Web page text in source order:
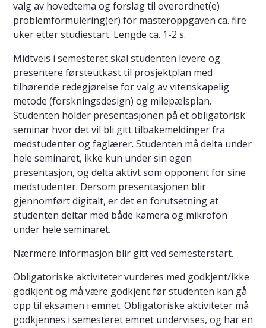
valg av hovedtema og forslag til overordnet(e)
problemformulering(er) for masteroppgaven ca. fire
uker etter studiestart. Lengde ca. 1-2 s.
Midtveis i semesteret skal studenten levere og
presentere førsteutkast til prosjektplan med
tilhørende redegjørelse for valg av vitenskapelig
metode (forskningsdesign) og milepælsplan.
Studenten holder presentasjonen på et obligatorisk
seminar hvor det vil bli gitt tilbakemeldinger fra
medstudenter og faglærer. Studenten må delta under
hele seminaret, ikke kun under sin egen
presentasjon, og delta aktivt som opponent for sine
medstudenter. Dersom presentasjonen blir
gjennomført digitalt, er det en forutsetning at
studenten deltar med både kamera og mikrofon
under hele seminaret.
Nærmere informasjon blir gitt ved semesterstart.
Obligatoriske aktiviteter vurderes med godkjent/ikke
godkjent og må være godkjent før studenten kan gå
opp til eksamen i emnet. Obligatoriske aktiviteter må
godkjennes i semesteret emnet undervises, og har en